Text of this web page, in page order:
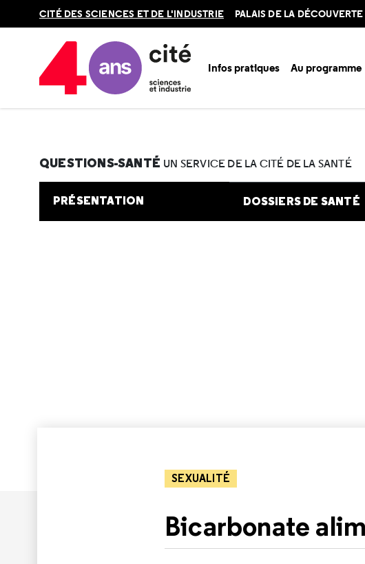
en
CITÉ DES SCIENCES ET DE L'INDUSTRIE PALAIS DE LA DÉCOUVERTE
Infos pratiques Au programme
Accueil Au programme
QUESTIONS-SANTÉ UN SERVICE DE LA CITÉ DE LA SANTÉ
PRÉSENTATION DOSSIERS DE SANTÉ
SEXUALITÉ
Bicarbonate